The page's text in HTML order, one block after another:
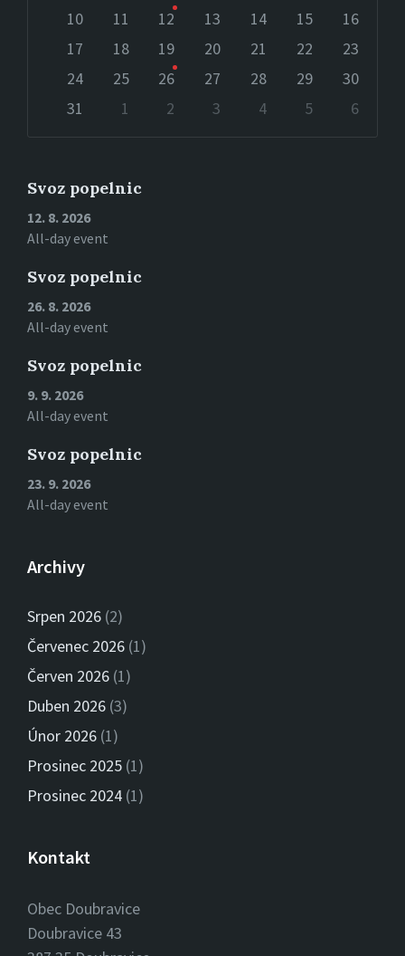
10
11 12 13 14 15
16
17
18 19 20 21 22
23
24
25 26 27 28 29
30
31
1 2 3 4 5
6
days
Svoz popelnic
12. 8. 2026
All-day event
Svoz popelnic
26. 8. 2026
All-day event
Svoz popelnic
9. 9. 2026
All-day event
Svoz popelnic
23. 9. 2026
All-day event
Archivy
Srpen 2026 (2)
Červenec 2026 (1)
Červen 2026 (1)
Duben 2026 (3)
Únor 2026 (1)
Prosinec 2025 (1)
Prosinec 2024 (1)
Kontakt
Obec Doubravice
Doubravice 43